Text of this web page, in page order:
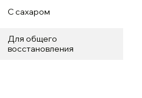
С сахаром
Для общего
восстановления